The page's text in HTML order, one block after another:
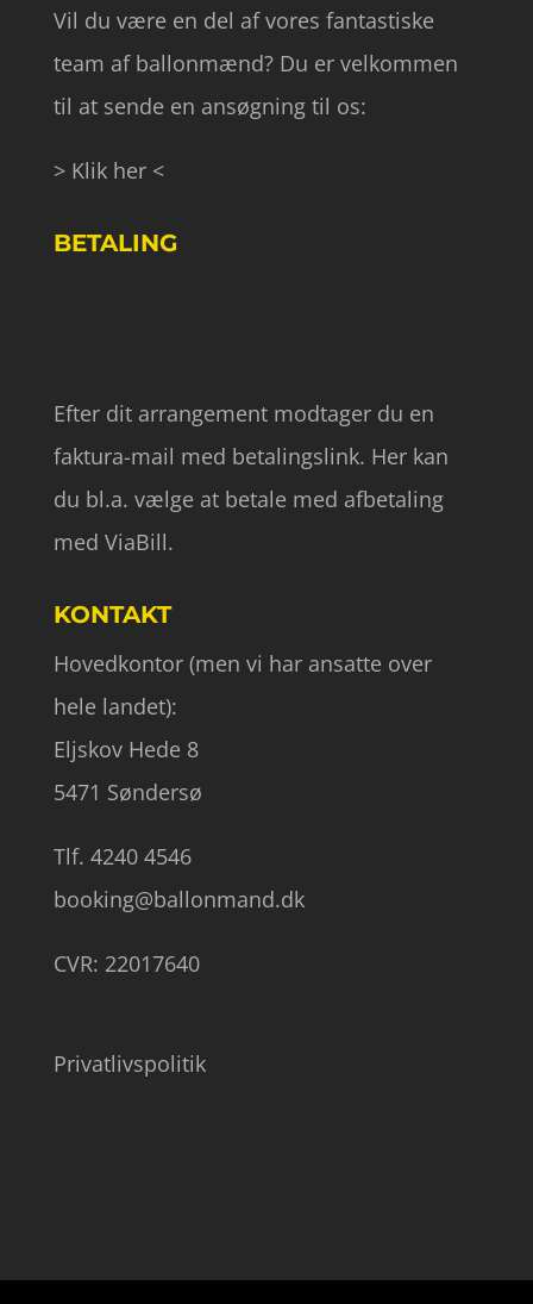
Vil du være en del af vores fantastiske
team af ballonmænd? Du er velkommen
til at sende en ansøgning til os:
> Klik her <
BETALING
Efter dit arrangement modtager du en
faktura-mail med betalingslink. Her kan
du bl.a. vælge at betale med afbetaling
med ViaBill.
KONTAKT
Hovedkontor (men vi har ansatte over
hele landet):
Eljskov Hede 8
5471 Søndersø
Tlf. 4240 4546
booking@ballonmand.dk
CVR: 22017640
Privatlivspolitik